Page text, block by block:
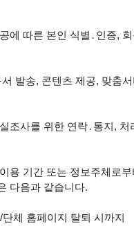
에 따른 본인 식별․인증,
발송, 콘텐츠 제공, 맞춤
조사를 위한 연락․통지,
용 기간 또는 정보주체로
다음과 같습니다.
체 홈페이지 탈퇴 시까지